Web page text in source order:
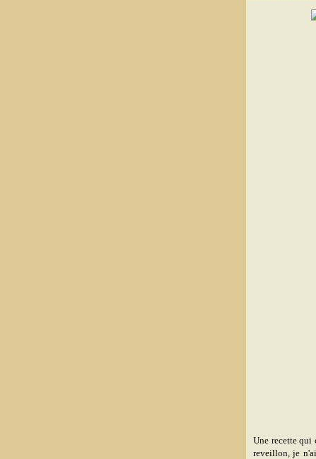
Une recette qui
reveillon, je